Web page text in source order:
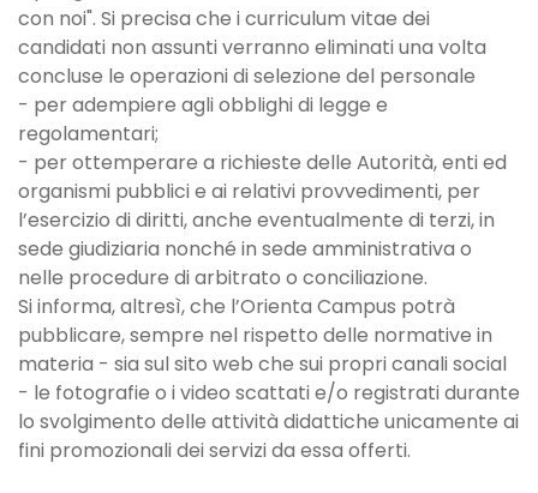
con noi". Si precisa che i curriculum vitae dei
candidati non assunti verranno eliminati una volta
concluse le operazioni di selezione del personale
- per adempiere agli obblighi di legge e
regolamentari;
- per ottemperare a richieste delle Autorità, enti ed
organismi pubblici e ai relativi provvedimenti, per
l’esercizio di diritti, anche eventualmente di terzi, in
sede giudiziaria nonché in sede amministrativa o
nelle procedure di arbitrato o conciliazione.
Si informa, altresì, che l’Orienta Campus potrà
pubblicare, sempre nel rispetto delle normative in
materia - sia sul sito web che sui propri canali social
- le fotografie o i video scattati e/o registrati durante
lo svolgimento delle attività didattiche unicamente ai
fini promozionali dei servizi da essa offerti.